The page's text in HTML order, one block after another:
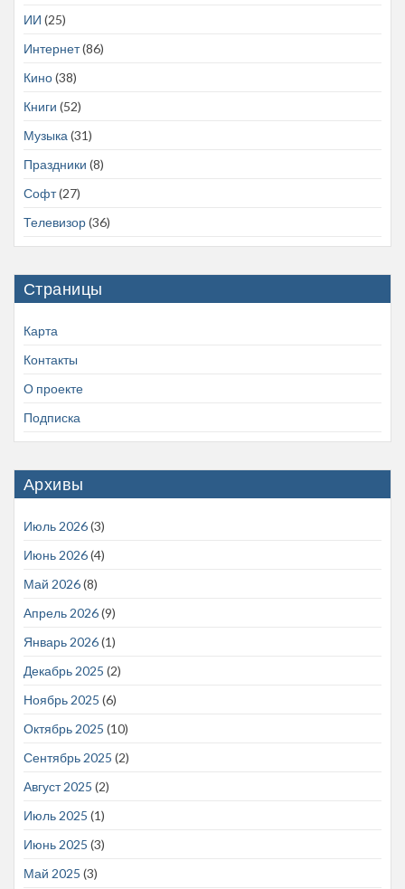
ИИ (25)
Интернет(86)
Кино(38)
Книги (52)
Музыка(31)
Праздники (8)
Софт(27)
Телевизор(36)
Страницы
Карта
Контакты
О проекте
Подписка
Архивы
Июль 2026(3)
Июнь 2026(4)
Май 2026(8)
Апрель 2026(9)
Январь 2026(1)
Декабрь 2025 (2)
Ноябрь 2025 (6)
Октябрь 2025 (10)
Сентябрь 2025 (2)
Август 2025 (2)
Июль 2025 (1)
Июнь 2025 (3)
Май 2025 (3)